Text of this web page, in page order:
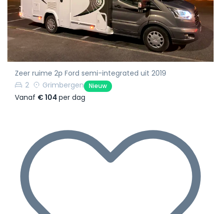
Zeer ruime 2p Ford semi-integrated uit 2019
2
Grimbergen Nieuw
Vanaf € 104 per dag